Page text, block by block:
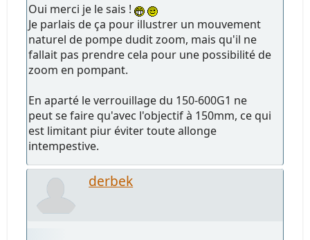
Oui merci je le sais !
Je parlais de ça pour illustrer un mouvement
naturel de pompe dudit zoom, mais qu'il ne
fallait pas prendre cela pour une possibilité de
zoom en pompant.
En aparté le verrouillage du 150-600G1 ne
peut se faire qu'avec l'objectif à 150mm, ce qui
est limitant piur éviter toute allonge
intempestive.
derbek